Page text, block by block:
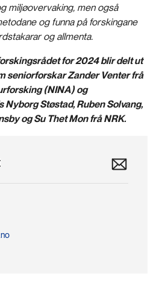
miljøovervaking, men også
og funna på forskingane
og allmenta.
for 2024 blir delt ut
seniorforskar Zander Venter frå
(NINA) og
Støstad, Ruben Solvang,
og Su Thet Mon frå NRK.